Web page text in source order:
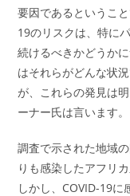
要因であるというこ
19のリスクは、特に
続けるべきかどうか
はそれらがどんな状
が、これらの発見は
ーナー氏は言います。
調査で示された地域
りも感染したアフリ
しかし、COVID-19に